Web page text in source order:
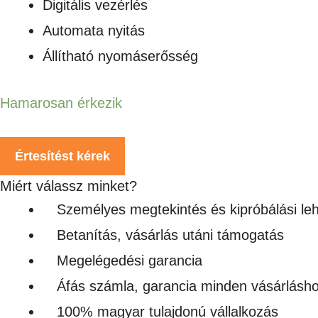
Digitális vezérlés
Automata nyitás
Állítható nyomáserősség
Hamarosan érkezik
Értesítést kérek
Miért válassz minket?
Személyes megtekintés és kipróbálási
Betanítás, vásárlás utáni támogatás
Megelégedési garancia
Áfás számla, garancia minden
100% magyar tulajdonú vállalkozás